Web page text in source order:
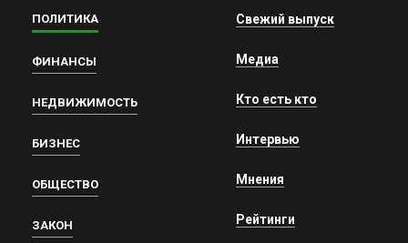
ПОЛИТИКА
ФИНАНСЫ
НЕДВИЖИМОСТЬ
БИЗНЕС
ОБЩЕСТВО
ЗАКОН
Свежий выпуск
Медиа
Кто есть кто
Интервью
Мнения
Рейтинги